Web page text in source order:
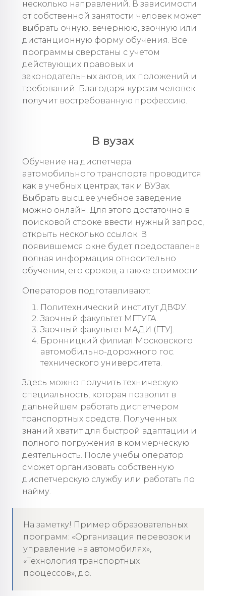
несколько направлений. В зависимости
от собственной занятости человек может
выбрать очную, вечернюю, заочную или
дистанционную форму обучения. Все
программы сверстаны с учетом
действующих правовых и
законодательных актов, их положений и
требований. Благодаря курсам человек
получит востребованную профессию.
В вузах
Обучение на диспетчера
автомобильного транспорта проводится
как в учебных центрах, так и ВУЗах.
Выбрать высшее учебное заведение
можно онлайн. Для этого достаточно в
поисковой строке ввести нужный запрос,
открыть несколько ссылок. В
появившемся окне будет предоставлена
полная информация относительно
обучения, его сроков, а также стоимости.
Операторов подготавливают:
Политехнический институт ДВФУ.
Заочный факультет МГТУГА.
Заочный факультет МАДИ (ГТУ).
Бронницкий филиал Московского
автомобильно-дорожного гос.
технического университета.
Здесь можно получить техническую
специальность, которая позволит в
дальнейшем работать диспетчером
транспортных средств. Полученных
знаний хватит для быстрой адаптации и
полного погружения в коммерческую
деятельность. После учебы оператор
сможет организовать собственную
диспетчерскую службу или работать по
найму.
На заметку! Пример образовательных
программ: «Организация перевозок и
управление на автомобилях»,
«Технология транспортных
процессов», др.